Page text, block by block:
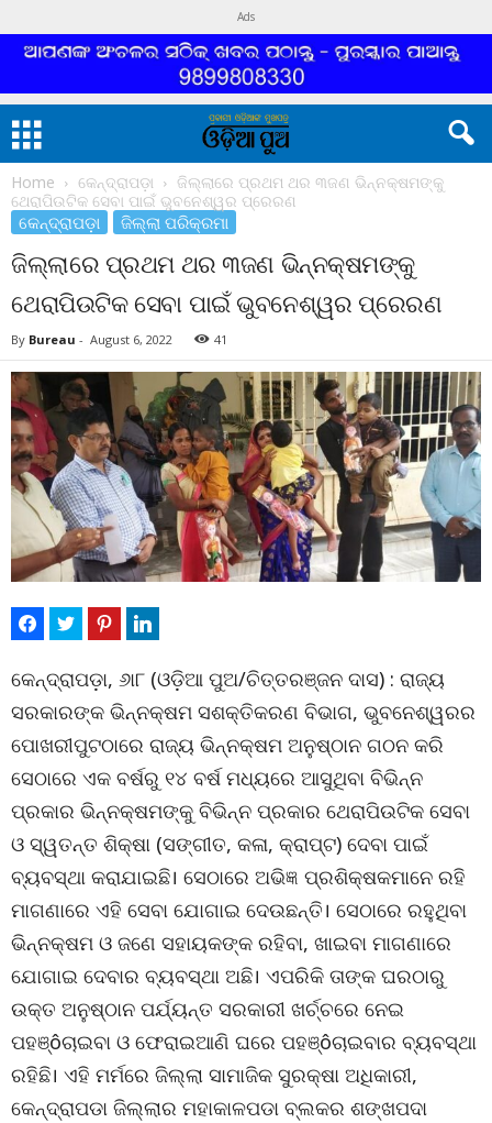
Ads
Home କେନ୍ଦ୍ରାପଡ଼ା
ଜିଲ୍ଲାରେ ପ୍ରଥମ ଥର ୩ଜଣ ଭିନ୍ନକ୍ଷମଙ୍କୁ
ଥେରାପିଉଟିକ ସେବା ପାଇଁ ଭୁବନେଶ୍ୱର ପ୍ରେରଣ
କେନ୍ଦ୍ରାପଡ଼ା ଜିଲ୍ଲା ପରିକ୍ରମା
ଜିଲ୍ଲାରେ ପ୍ରଥମ ଥର ୩ଜଣ ଭିନ୍ନକ୍ଷମଙ୍କୁ
ଥେରାପିଉଟିକ ସେବା ପାଇଁ ଭୁବନେଶ୍ୱର ପ୍ରେରଣ
By Bureau - August 6, 2022 41
କେନ୍ଦ୍ରାପଡ଼ା, ୬ା୮ (ଓଡ଼ିଆ ପୁଅ/ଚିତ୍ତରଞ୍ଜନ ଦାସ) : ରାଜ୍ୟ
ସରକାରଙ୍କ ଭିନ୍ନକ୍ଷମ ସଶକ୍ତିକରଣ ବିଭାଗ, ଭୁବନେଶ୍ୱରର
ପୋଖରୀପୁଟଠାରେ ରାଜ୍ୟ ଭିନ୍ନକ୍ଷମ ଅନୁଷ୍ଠାନ ଗଠନ କରି
ସେଠାରେ ଏକ ବର୍ଷରୁ ୧୪ ବର୍ଷ ମଧ୍ୟରେ ଆସୁଥିବା ବିଭିନ୍ନ
ପ୍ରକାର ଭିନ୍ନକ୍ଷମଙ୍କୁ ବିଭିନ୍ନ ପ୍ରକାର ଥେରାପିଉଟିକ ସେବା
ଓ ସ୍ୱତନ୍ତ ଶିକ୍ଷା (ସଙ୍ଗୀତ, କଳା, କ୍ରାପ୍ଟ) ଦେବା ପାଇଁ
ବ୍ୟବସ୍ଥା କରାଯାଇଛି। ସେଠାରେ ଅଭିଜ୍ଞ ପ୍ରଶିକ୍ଷକମାନେ ରହି
ମାଗଣାରେ ଏହି ସେବା ଯୋଗାଇ ଦେଉଛନ୍ତି। ସେଠାରେ ରହୁଥିବା
ଭିନ୍ନକ୍ଷମ ଓ ଜଣେ ସହାୟକଙ୍କ ରହିବା, ଖାଇବା ମାଗଣାରେ
ଯୋଗାଇ ଦେବାର ବ୍ୟବସ୍ଥା ଅଛି। ଏପରିକି ତାଙ୍କ ଘରଠାରୁ
ଉକ୍ତ ଅନୁଷ୍ଠାନ ପର୍ଯ୍ୟନ୍ତ ସରକାରୀ ଖର୍ଚ୍ଚରେ ନେଇ
ପହଞ୍ôଚାଇବା ଓ ଫେରାଇଆଣି ଘରେ ପହଞ୍ôଚାଇବାର ବ୍ୟବସ୍ଥା
ରହିଛି। ଏହି ମର୍ମରେ ଜିଲ୍ଲା ସାମାଜିକ ସୁରକ୍ଷା ଅଧିକାରୀ,
କେନ୍ଦ୍ରାପଡା ଜିଲ୍ଲାର ମହାକାଳପଡା ବ୍ଲକର ଶଙ୍ଖପଦା